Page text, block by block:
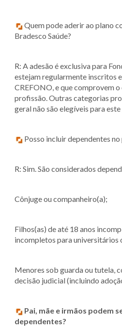
Quem pode aderir ao plano
Bradesco Saúde?
R: A adesão é exclusiva para
estejam regularmente inscritos
CREFONO, e que comprovem
profissão. Outras categorias
geral não são elegíveis para
Posso incluir dependentes no
R: Sim. São considerados
Cônjuge ou companheiro(a);
Filhos(as) de até 18 anos
incompletos para universitários
Menores sob guarda ou tutela,
decisão judicial (incluindo
Pai, mãe e irmãos podem
dependentes?